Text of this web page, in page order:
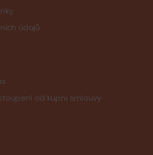
údajů
od kupní smlouvy